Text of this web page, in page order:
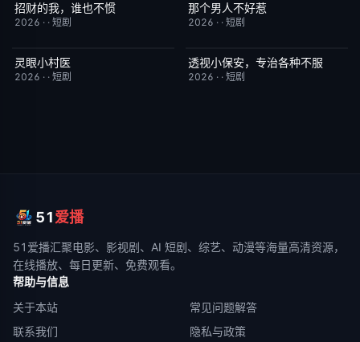
完结
招财的我，谁也不惯
2026 · · 短剧
完结
那个男人不好惹
2026 · · 短剧
完结
灵眼小村医
2026 · · 短剧
完结
透视小保安，专治各种不服
2026 · · 短剧
51爱播
51爱播汇聚电影、影视剧、AI 短剧、综艺、动漫等海量高清资源，
在线播放、每日更新、免费观看。
帮助与信息
关于本站
常见问题解答
联系我们
隐私与政策